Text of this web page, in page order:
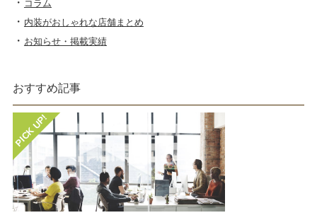
コラム
内装がおしゃれな店舗まとめ
お知らせ・掲載実績
おすすめ記事